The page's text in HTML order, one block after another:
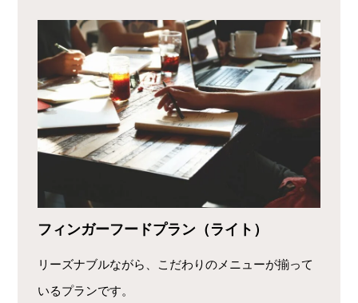
フィンガーフードプラン（ライト）
リーズナブルながら、こだわりのメニューが揃って
いるプランです。